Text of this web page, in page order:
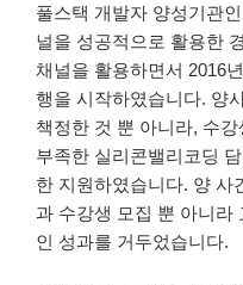
풀스택 개발자 양성기관
널을 성공적으로 활용한
채널을 활용하면서 2016
행을 시작하였습니다. 양
책정한 것 뿐 아니라, 수
부족한 실리콘밸리코딩
한 지원하였습니다. 양 사
과 수강생 모집 뿐 아니라
인 성과를 거두었습니다.